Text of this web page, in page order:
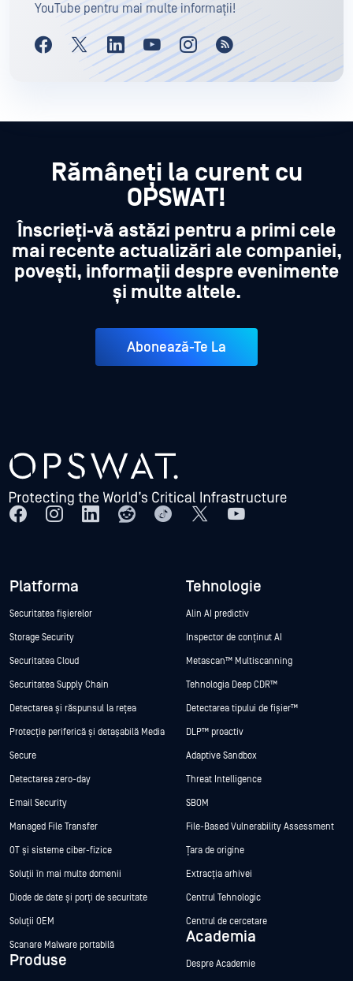
YouTube pentru mai multe informații!
Rămâneți la curent cu
OPSWAT!
Înscrieți-vă astăzi pentru a primi cele
mai recente actualizări ale companiei,
povești, informații despre evenimente
și multe altele.
Abonează-Te La
Platforma
Securitatea fișierelor
Storage Security
Securitatea Cloud
Securitatea Supply Chain
Detectarea și răspunsul la rețea
Protecție periferică și detașabilă Media
Secure
Detectarea zero-day
Email Security
Managed File Transfer
OT și sisteme ciber-fizice
Soluții în mai multe domenii
Diode de date și porți de securitate
Soluții OEM
Scanare Malware portabilă
Produse
Tehnologie
Alin AI predictiv
Inspector de conținut AI
Metascan™ Multiscanning
Tehnologia Deep CDR™
Detectarea tipului de fișier™
DLP™ proactiv
Adaptive Sandbox
Threat Intelligence
SBOM
File-Based Vulnerability Assessment
Țara de origine
Extracția arhivei
Centrul Tehnologic
Centrul de cercetare
Academia
Despre Academie